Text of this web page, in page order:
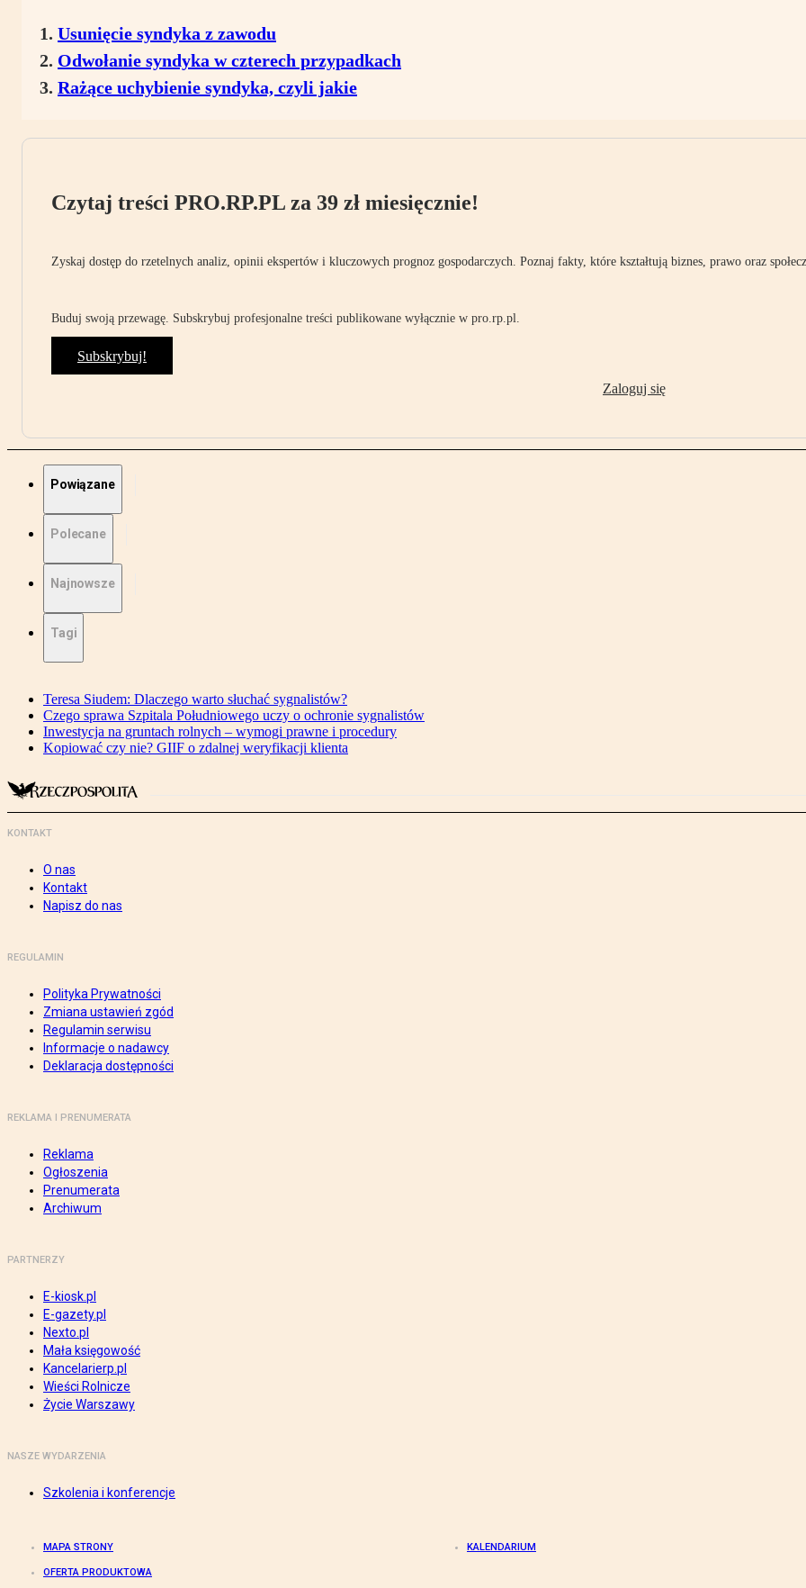
Usunięcie syndyka z zawodu
Odwołanie syndyka w czterech przypadkach
Rażące uchybienie syndyka, czyli jakie
Czytaj treści PRO.RP.PL za 39 zł miesięcznie!
Zyskaj dostęp do rzetelnych analiz, opinii ekspertów i kluczowych prognoz gospodarczych. Poznaj fakty, które kształtują biznes, prawo oraz
Buduj swoją przewagę. Subskrybuj profesjonalne treści publikowane wyłącznie w pro.rp.pl.
Subskrybuj!
Zaloguj się
Powiązane
Polecane
Najnowsze
Tagi
Teresa Siudem: Dlaczego warto słuchać sygnalistów?
Czego sprawa Szpitala Południowego uczy o ochronie sygnalistów
Inwestycja na gruntach rolnych – wymogi prawne i procedury
Kopiować czy nie? GIIF o zdalnej weryfikacji klienta
KONTAKT
O nas
Kontakt
Napisz do nas
REGULAMIN
Polityka Prywatności
Zmiana ustawień zgód
Regulamin serwisu
Informacje o nadawcy
Deklaracja dostępności
REKLAMA I PRENUMERATA
Reklama
Ogłoszenia
Prenumerata
Archiwum
PARTNERZY
E-kiosk.pl
E-gazety.pl
Nexto.pl
Mała księgowość
Kancelarierp.pl
Wieści Rolnicze
Życie Warszawy
NASZE WYDARZENIA
Szkolenia i konferencje
MAPA STRONY KALENDARIUM
OFERTA PRODUKTOWA